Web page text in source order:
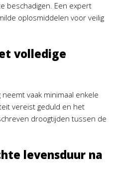
beschadigen. Een expert
oplosmiddelen voor veilig
volledige
vaak minimaal enkele
vereist geduld en het
droogtijden tussen de
levensduur na